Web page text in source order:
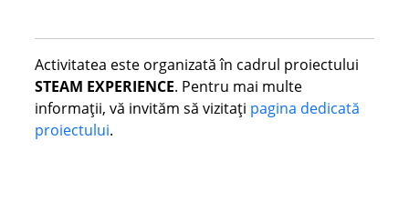
Activitatea este organizată în cadrul proiectului
STEAM EXPERIENCE. Pentru mai multe
informații, vă invităm să vizitați pagina dedicată
proiectului.